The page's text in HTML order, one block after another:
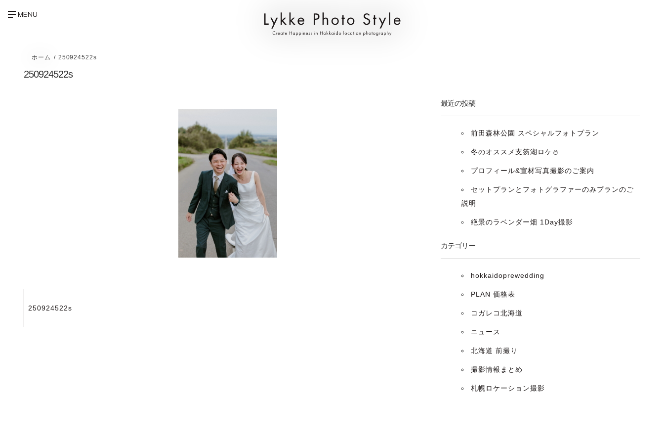
ホーム 250924522s
250924522s
稿
250924522s
最近の投稿
前田森林公園 スペシャルフォトプラン
冬のオススメ支笏湖ロケ⛄️
プロフィール&宣材写真撮影のご案内
セットプランとフォトグラファーのみプランのご
説明
絶景のラベンダー畑 1Day撮影
カテゴリー
hokkaidoprewedding
PLAN 価格表
コガレコ北海道
ニュース
北海道 前撮り
撮影情報まとめ
札幌ロケーション撮影